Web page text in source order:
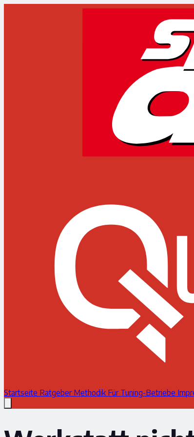
Startseite Ratgeber Methodik Für Tuning-Betriebe